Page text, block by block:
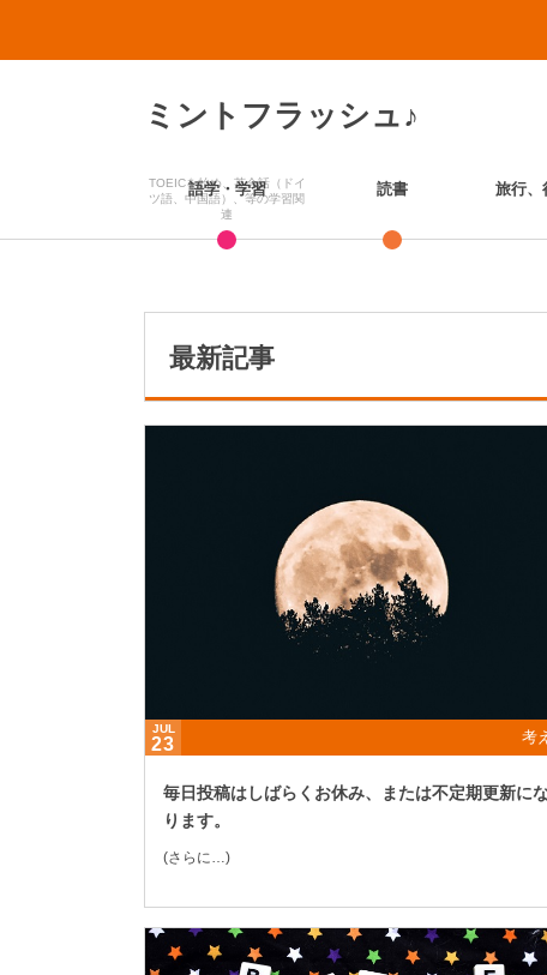
ミントフラッシュ♪
語学・学習
TOEICを始め、英会話（ドイ
ツ語、中国語）、等の学習関
連
読書 旅行、
最新記事
JUL
23 考
毎日投稿はしばらくお休み、または不定期更新に
ります。
(さらに…)